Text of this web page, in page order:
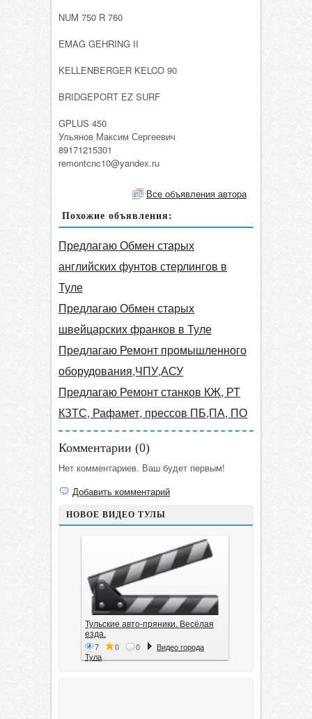
NUM 750 R 760
EMAG GEHRING II
KELLENBERGER KELCO 90
BRIDGEPORT EZ SURF
GPLUS 450
Ульянов Максим Сергеевич
89171215301
remontcnc10@yandex.ru
Все объявления автора
Похожие объявления:
Предлагаю Обмен старых
английских фунтов стерлингов в
Туле
Предлагаю Обмен старых
швейцарских франков в Туле
Предлагаю Ремонт промышленного
оборудования,ЧПУ,АСУ
Предлагаю Ремонт станков КЖ, РТ
КЗТС, Рафамет, прессов ПБ,ПА, ПО
Комментарии (0)
Нет комментариев. Ваш будет первым!
Добавить комментарий
НОВОЕ ВИДЕО ТУЛЫ
Тульские авто-пряники. Весёлая
езда.
7 0 0
Видео города
Тула